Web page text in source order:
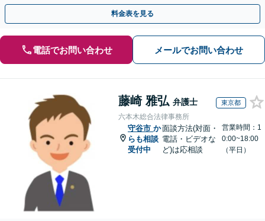
し、早期かつ最善の解決を目指します【初回面談無料】
料金表を見る
電話でお問い合わせ メールでお問い合わせ
藤崎 雅弘 弁護士 東京都
六本木総合法律事務所
守谷市 か
らも相談
受付中
面談方法(対面・
電話・ビデオな
ど)は応相談
営業時間：1
0:00~18:00
（平日）